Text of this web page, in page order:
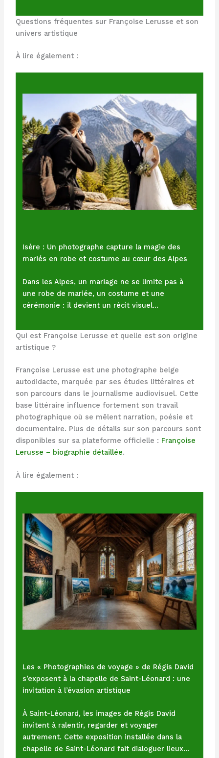
Questions fréquentes sur Françoise Lerusse et son
univers artistique
À lire également :
Isère : Un photographe capture la magie des
mariés en robe et costume au cœur des Alpes
Dans les Alpes, un mariage ne se limite pas à
une robe de mariée, un costume et une
cérémonie : il devient un récit visuel…
Qui est Françoise Lerusse et quelle est son origine
artistique ?
Françoise Lerusse est une photographe belge
autodidacte, marquée par ses études littéraires et
son parcours dans le journalisme audiovisuel. Cette
base littéraire influence fortement son travail
photographique où se mêlent narration, poésie et
documentaire. Plus de détails sur son parcours sont
disponibles sur sa plateforme officielle : Françoise
Lerusse – biographie détaillée.
À lire également :
Les « Photographies de voyage » de Régis David
s’exposent à la chapelle de Saint-Léonard : une
invitation à l’évasion artistique
À Saint-Léonard, les images de Régis David
invitent à ralentir, regarder et voyager
autrement. Cette exposition installée dans la
chapelle de Saint-Léonard fait dialoguer lieux…